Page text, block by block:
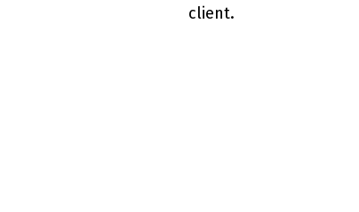
client.